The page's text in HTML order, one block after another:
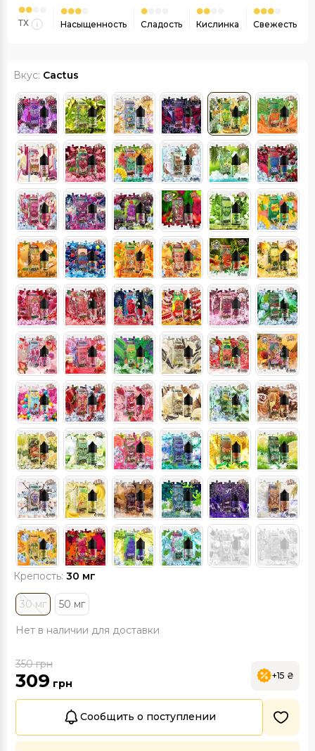
ТХ Насыщенность Сладость Кислинка Свежесть
Вкус: Cactus
Крепость: 30 мг
30 мг 50 мг
Нет в наличии для доставки
350грн
309 грн
+15 ₴
Сообщить о поступлении